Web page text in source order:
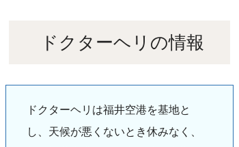
ドクターヘリの情報
ドクターヘリは福井空港を基地と
し、天候が悪くないとき休みなく、